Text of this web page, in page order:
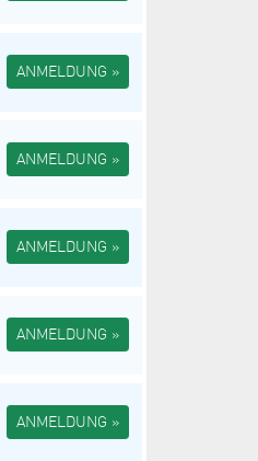
ANMELDUNG »
ANMELDUNG »
ANMELDUNG »
ANMELDUNG »
ANMELDUNG »